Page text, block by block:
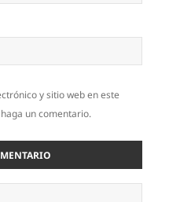
y sitio web en este
un comentario.